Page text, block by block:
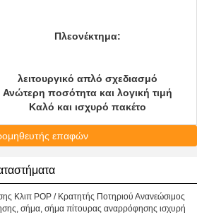
Πλεονέκτημα:
λειτουργικό απλό σχεδιασμό
Ανώτερη ποσότητα και λογική τιμή
Καλό και ισχυρό πακέτο
επαφών
Κλιπ POP / Κρατητής Ποτηριού Ανανεώσιμος
σήμα, σήμα πίτουρας αναρρόφησης ισχυρή